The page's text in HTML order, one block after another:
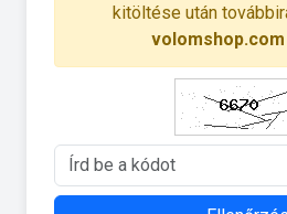
kitöltése után
volomshop.com